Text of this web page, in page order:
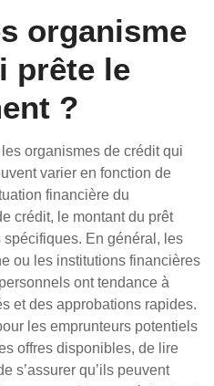
organisme
prête le
?
les organismes de crédit qui
varier en fonction de
financière du
crédit, le montant du prêt
spécifiques. En général, les
ou les institutions financières
ont tendance à
et des approbations rapides.
les emprunteurs potentiels
offres disponibles, de lire
s’assurer qu’ils peuvent